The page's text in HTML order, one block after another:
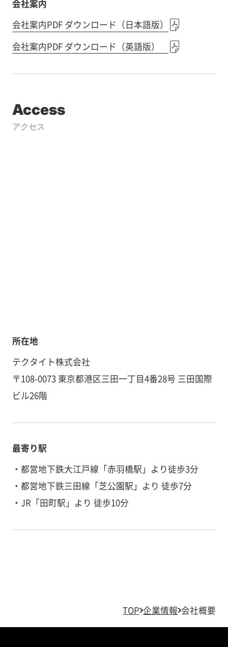
会社案内
会社案内PDF ダウンロード（日本語版）
会社案内PDF ダウンロード（英語版）
Access
アクセス
所在地
テクタイト株式会社
〒108-0073 東京都港区三田一丁目4番28号 三田国際
ビル26階
最寄り駅
・都営地下鉄大江戸線「赤羽橋駅」より徒歩3分
・都営地下鉄三田線「芝公園駅」より 徒歩7分
・JR「田町駅」より 徒歩10分
TOP 企業情報 会社概要